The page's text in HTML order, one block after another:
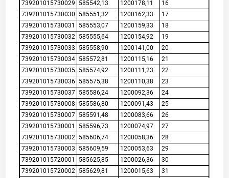
739201015730029 585542,13 1200178,11
16
739201015730030
585551,32 1200162,33
17
739201015730031
585553,07 1200159,33
18
739201015730032 585555,64 1200154,92
19
739201015730033
585558,90 1200141,00
20
739201015730034 585572,81 1200115,16
21
739201015730035 585574,92 1200111,23
22
739201015730036 585575,38 1200110,38
23
739201015730037 585586,24 1200092,36
24
739201015730008
585586,80 1200091,43
25
739201015730007 585591,48 1200083,66
26
739201015730001
585596,73 1200074,97
27
739201015730002 585606,74 1200058,36
28
739201015730003
585609,59 1200053,63
29
739201015720001
585625,85 1200026,36
30
739201015720002 585629,81 1200015,63
31